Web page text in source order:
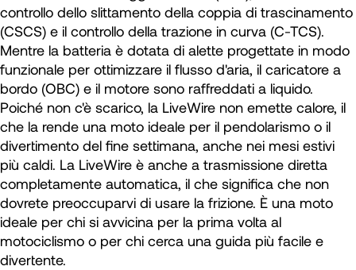
controllo dello slittamento della coppia di trascinamento
(CSCS) e il controllo della trazione in curva (C-TCS).
Mentre la batteria è dotata di alette progettate in modo
funzionale per ottimizzare il flusso d'aria, il caricatore a
bordo (OBC) e il motore sono raffreddati a liquido.
Poiché non c'è scarico, la LiveWire non emette calore, il
che la rende una moto ideale per il pendolarismo o il
divertimento del fine settimana, anche nei mesi estivi
più caldi. La LiveWire è anche a trasmissione diretta
completamente automatica, il che significa che non
dovrete preoccuparvi di usare la frizione. È una moto
ideale per chi si avvicina per la prima volta al
motociclismo o per chi cerca una guida più facile e
divertente.